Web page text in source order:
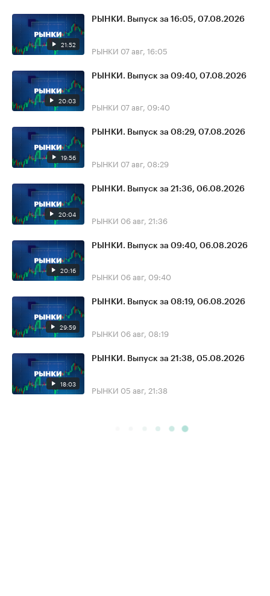
21:52
РЫНКИ. Выпуск за 16:05, 07.08.2026
РЫНКИ 07 авг, 16:05
20:03
РЫНКИ. Выпуск за 09:40, 07.08.2026
РЫНКИ 07 авг, 09:40
19:56
РЫНКИ. Выпуск за 08:29, 07.08.2026
РЫНКИ 07 авг, 08:29
20:04
РЫНКИ. Выпуск за 21:36, 06.08.2026
РЫНКИ 06 авг, 21:36
20:16
РЫНКИ. Выпуск за 09:40, 06.08.2026
РЫНКИ 06 авг, 09:40
29:59
РЫНКИ. Выпуск за 08:19, 06.08.2026
РЫНКИ 06 авг, 08:19
18:03
РЫНКИ. Выпуск за 21:38, 05.08.2026
РЫНКИ 05 авг, 21:38